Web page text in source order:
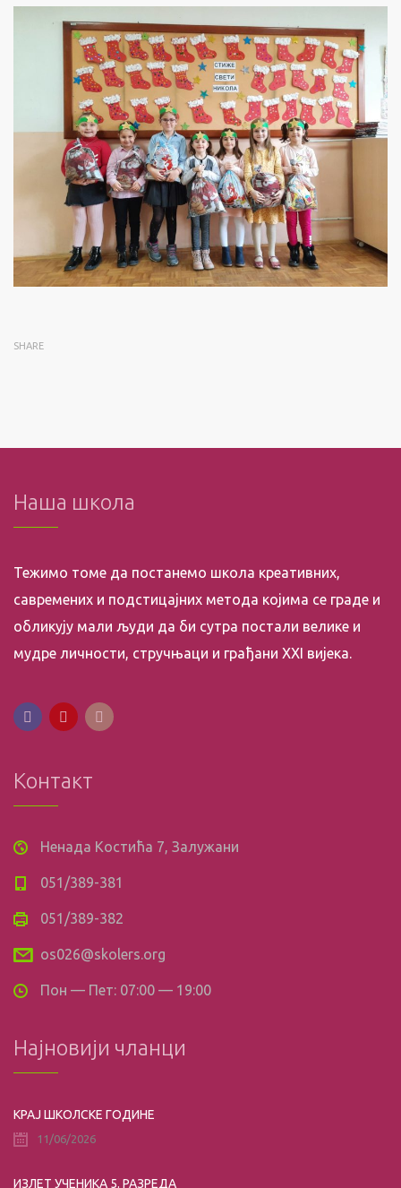
SHARE
Наша школа
Тежимо томе да постанемо школа креативних,
савремених и подстицајних метода којима се граде и
обликују мали људи да би сутра постали велике и
мудре личности, стручњаци и грађани XXI вијека.
Контакт
Ненада Костића 7, Залужани
051/389-381
051/389-382
os026@skolers.org
Пон — Пет: 07:00 — 19:00
Најновији чланци
КРАЈ ШКОЛСКЕ ГОДИНЕ
11/06/2026
ИЗЛЕТ УЧЕНИКА 5. РАЗРЕДА